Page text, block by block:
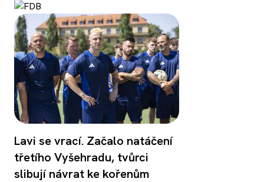
Lavi se vrací. Začalo natáčení
třetího Vyšehradu, tvůrci
slibují návrat ke kořenům